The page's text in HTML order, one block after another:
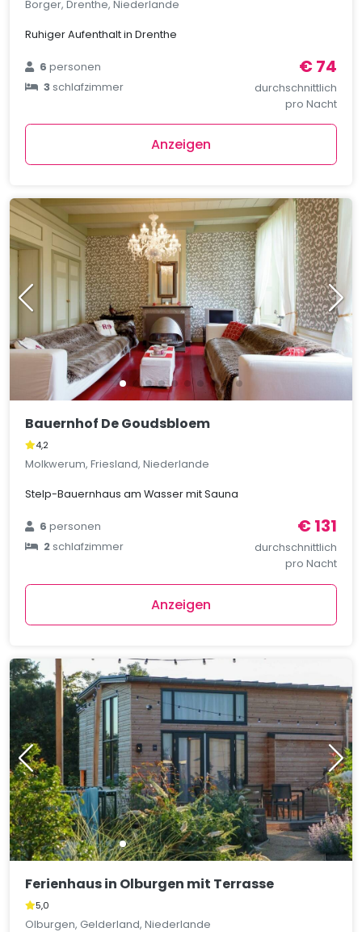
Borger, Drenthe, Niederlande
Ruhiger Aufenthalt in Drenthe
6personen
3schlafzimmer
€ 74
durchschnittlich
pro Nacht
Anzeigen
Bauernhof De Goudsbloem
4,2
Molkwerum, Friesland, Niederlande
Stelp-Bauernhaus am Wasser mit Sauna
6personen
2schlafzimmer
€ 131
durchschnittlich
pro Nacht
Anzeigen
Ferienhaus in Olburgen mit Terrasse
5,0
Olburgen, Gelderland, Niederlande